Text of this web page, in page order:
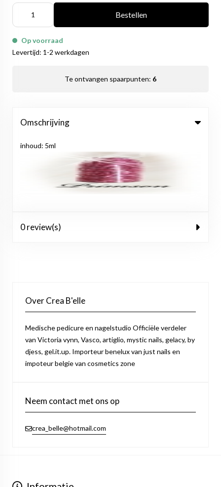
Bestellen
Op voorraad
Levertijd: 1-2 werkdagen
Te ontvangen spaarpunten: 6
Omschrijving
inhoud: 5ml
0 review(s)
Over Crea B'elle
Medische pedicure en nagelstudio Officiële verdeler
van Victoria vynn, Vasco, artiglio, mystic nails, gelacy, by
djess, gel.it.up. Importeur benelux van just nails en
impoteur belgie van cosmetics zone
Neem contact met ons op
crea_belle@hotmail.com